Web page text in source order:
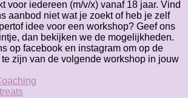
voor iedereen (m/v/x) vanaf 18 jaar. Vind
aanbod niet wat je zoekt of heb je zelf
idee voor een workshop? Geef ons
dan bekijken we de mogelijkheden.
op facebook en instagram om op de
te zijn van de volgende workshop in jouw